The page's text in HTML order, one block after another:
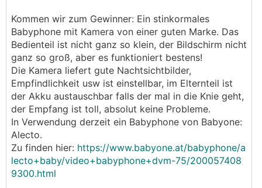
Kommen wir zum Gewinner: Ein stinkormales
Babyphone mit Kamera von einer guten Marke. Das
Bedienteil ist nicht ganz so klein, der Bildschirm nicht
ganz so groß, aber es funktioniert bestens!
Die Kamera liefert gute Nachtsichtbilder,
Empfindlichkeit usw ist einstellbar, im Elternteil ist
der Akku austauschbar falls der mal in die Knie geht,
der Empfang ist toll, absolut keine Probleme.
In Verwendung derzeit ein Babyphone von Babyone:
Alecto.
Zu finden hier: https://www.babyone.at/babyphone/a
lecto+baby/video+babyphone+dvm-75/200057408
9300.html